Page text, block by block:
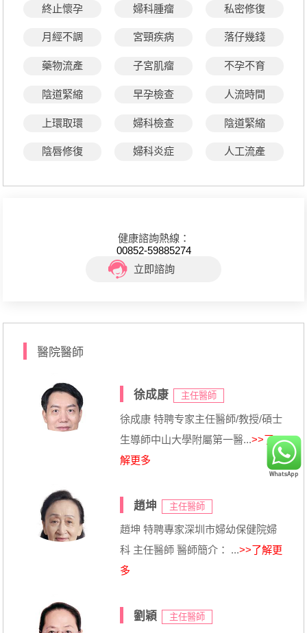
終止懷孕 婦科腫瘤 私密修復
月經不調 宮頸疾病 落仔幾錢
藥物流產 子宮肌瘤 不孕不育
陰道緊縮 早孕檢查 人流時間
上環取環 婦科檢查 陰道緊縮
陰唇修復 婦科炎症 人工流產
健康諮詢熱線：
00852-59885274
立即諮詢
醫院醫師
徐成康 主任醫師
徐成康 特聘专家主任醫師/教授/碩士
生導師中山大學附屬第一醫...>>了
解更多
趙坤 主任醫師
趙坤 特聘專家深圳市婦幼保健院婦
科 主任醫師 醫師簡介： ...>>了解更
多
劉穎 主任醫師